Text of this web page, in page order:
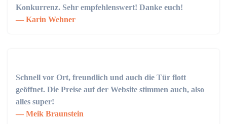
Konkurrenz. Sehr empfehlenswert! Danke euch!
Karin Wehner
Schnell vor Ort, freundlich und auch die Tür flott
geöffnet. Die Preise auf der Website stimmen auch, also
alles super!
Meik Braunstein